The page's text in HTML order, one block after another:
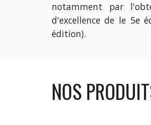
notamment par
d'excellence de le 5e
édition).
NOS